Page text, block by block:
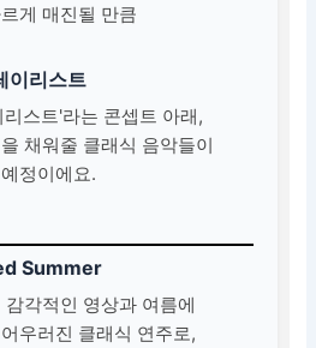
게 매진될 만큼
이리스트
스트'라는 콘셉트 아래,
채워줄 클래식 음악들이
정이에요.
Summer
각적인 영상과 여름에
우러진 클래식 연주로,